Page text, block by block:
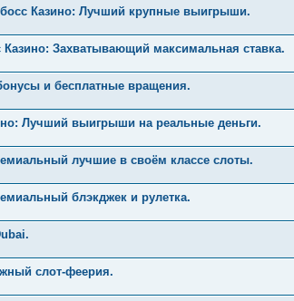
Казино: Лучший крупные выигрыши.
Захватывающий максимальная ставка.
и бесплатные вращения.
Лучший выигрыши на реальные деньги.
лучшие в своём классе слоты.
блэкджек и рулетка.
слот-феерия.